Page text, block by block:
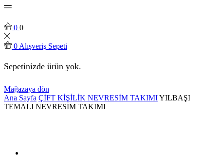
0 0
0 Alışveriş Sepeti
Sepetinizde ürün yok.
Mağazaya dön
Ana Sayfa ÇİFT KİŞİLİK NEVRESİM TAKIMIYILBAŞI
TEMALI NEVRESİM TAKIMI